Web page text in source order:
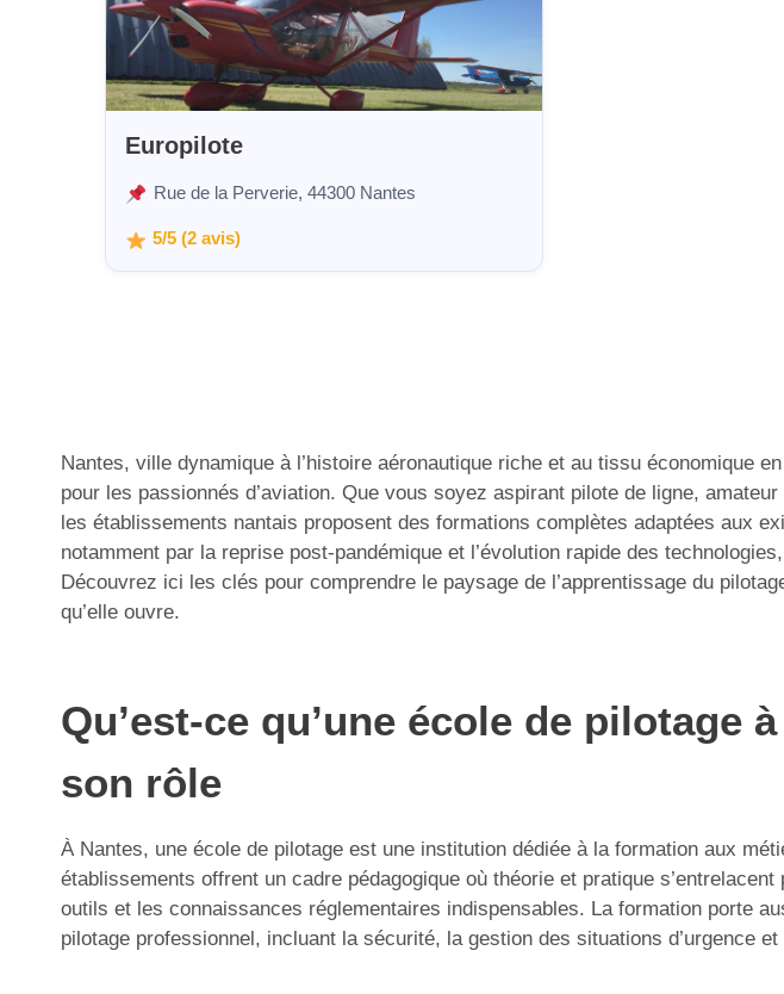
Europilote
Rue de la Perverie, 44300 Nantes
5/5 (2 avis)
Nantes, ville dynamique à l’histoire aéronautique riche et au tissu économique
pour les passionnés d’aviation. Que vous soyez aspirant pilote de ligne,
les établissements nantais proposent des formations complètes adaptées aux
notamment par la reprise post-pandémique et l’évolution rapide des
Découvrez ici les clés pour comprendre le paysage de l’apprentissage du
qu’elle ouvre.
Qu’est-ce qu’une école de pilotage
son rôle
À Nantes, une école de pilotage est une institution dédiée à la formation aux
établissements offrent un cadre pédagogique où théorie et pratique
outils et les connaissances réglementaires indispensables. La formation porte
pilotage professionnel, incluant la sécurité, la gestion des situations d’urgence